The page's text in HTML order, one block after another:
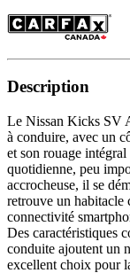
Description
Le Nissan Kicks SV
à conduire, avec un
et son rouage
quotidienne, peu
accrocheuse, il se
retrouve un habitacle
connectivité
Des caractéristiques
conduite ajoutent un
excellent choix pour